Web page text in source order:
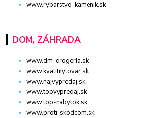
www.rybarstvo-kamenik.sk
DOM, ZÁHRADA
www.dm-drogeria.sk
www.kvalitnytovar.sk
www.najvypredaj.sk
www.topvypredaj.sk
www.top-nabytok.sk
www.proti-skodcom.sk